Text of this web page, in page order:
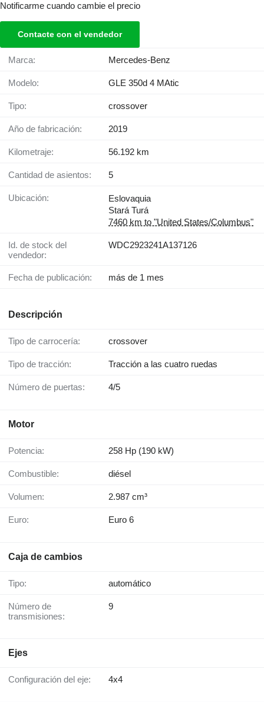
Notificarme cuando cambie el precio
Contacte con el vendedor
Marca: Mercedes-Benz
Modelo: GLE 350d 4 MAtic
Tipo: crossover
Año de fabricación: 2019
Kilometraje: 56.192 km
Cantidad de asientos: 5
Ubicación:
Eslovaquia
Stará Turá
7460 km to "United States/Columbus"
Id. de stock del
vendedor:
WDC2923241A137126
Fecha de publicación: más de 1 mes
Descripción
Tipo de carrocería: crossover
Tipo de tracción: Tracción a las cuatro ruedas
Número de puertas: 4/5
Motor
Potencia: 258 Hp (190 kW)
Combustible: diésel
Volumen: 2.987 cm³
Euro: Euro 6
Caja de cambios
Tipo: automático
Número de
transmisiones:
9
Ejes
Configuración del eje: 4x4